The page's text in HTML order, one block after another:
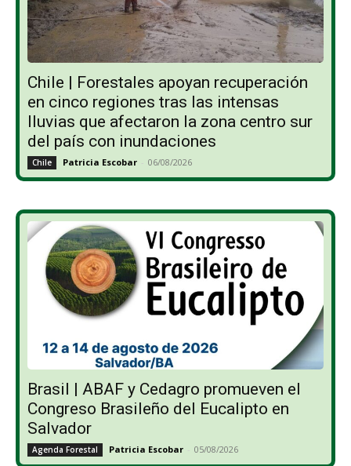
Chile | Forestales apoyan recuperación
en cinco regiones tras las intensas
lluvias que afectaron la zona centro sur
del país con inundaciones
Chile Patricia Escobar - 06/08/2026
Brasil | ABAF y Cedagro promueven el
Congreso Brasileño del Eucalipto en
Salvador
Agenda Forestal Patricia Escobar - 05/08/2026